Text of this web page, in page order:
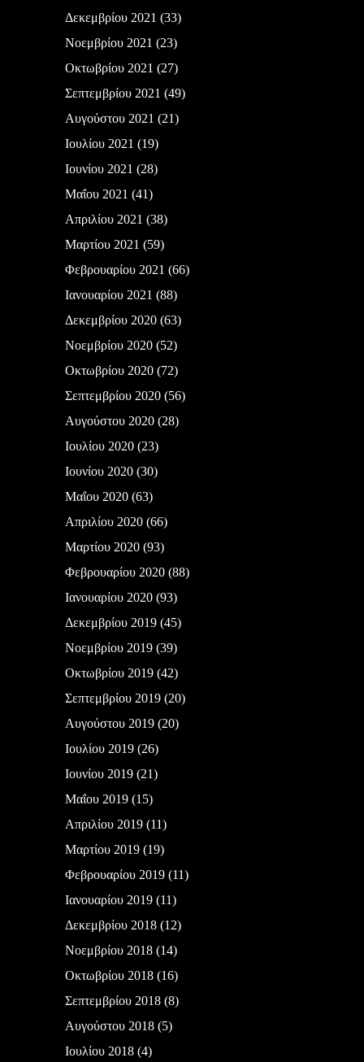
Δεκεμβρίου 2021 (33)
Νοεμβρίου 2021 (23)
Οκτωβρίου 2021 (27)
Σεπτεμβρίου 2021 (49)
Αυγούστου 2021 (21)
Ιουλίου 2021 (19)
Ιουνίου 2021 (28)
Μαΐου 2021 (41)
Απριλίου 2021 (38)
Μαρτίου 2021 (59)
Φεβρουαρίου 2021 (66)
Ιανουαρίου 2021 (88)
Δεκεμβρίου 2020(63)
Νοεμβρίου 2020(52)
Οκτωβρίου 2020(72)
Σεπτεμβρίου 2020(56)
Αυγούστου 2020(28)
Ιουλίου 2020(23)
Ιουνίου 2020(30)
Μαΐου 2020(63)
Απριλίου 2020(66)
Μαρτίου 2020(93)
Φεβρουαρίου 2020(88)
Ιανουαρίου 2020(93)
Δεκεμβρίου 2019(45)
Νοεμβρίου 2019(39)
Οκτωβρίου 2019(42)
Σεπτεμβρίου 2019(20)
Αυγούστου 2019(20)
Ιουλίου 2019(26)
Ιουνίου 2019(21)
Μαΐου 2019(15)
Απριλίου 2019(11)
Μαρτίου 2019(19)
Φεβρουαρίου 2019(11)
Ιανουαρίου 2019(11)
Δεκεμβρίου 2018(12)
Νοεμβρίου 2018(14)
Οκτωβρίου 2018(16)
Σεπτεμβρίου 2018(8)
Αυγούστου 2018(5)
Ιουλίου 2018(4)